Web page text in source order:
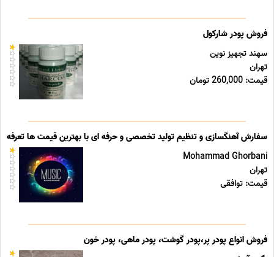
فروش پودر شارکول
سهند تجهیز نوین
تهران
قیمت: 260,000 تومان
سفارش آهنگسازی و تنظیم تولید تخصصی و حرفه ای با بهترین قیمت ها تعرفه
Mohammad Ghorbani
تهران
قیمت: توافقی
فروش انواع پودر پر،پودر گوشت، پودر ماهی، پودر خون